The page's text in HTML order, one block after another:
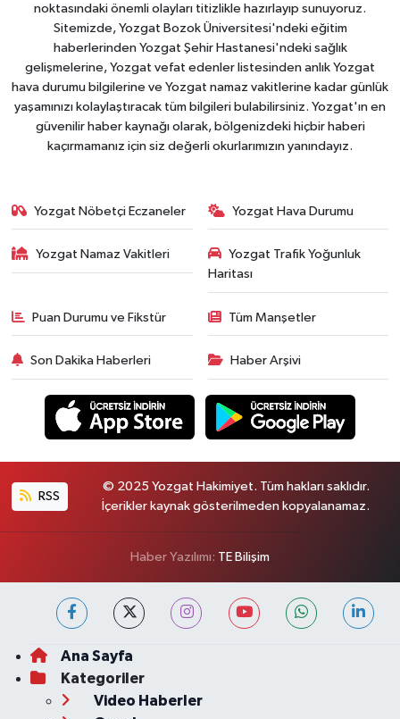
noktasındaki önemli olayları titizlikle hazırlayıp sunuyoruz.
Sitemizde, Yozgat Bozok Üniversitesi'ndeki eğitim
haberlerinden Yozgat Şehir Hastanesi'ndeki sağlık
gelişmelerine, Yozgat vefat edenler listesinden anlık Yozgat
hava durumu bilgilerine ve Yozgat namaz vakitlerine kadar günlük
yaşamınızı kolaylaştıracak tüm bilgileri bulabilirsiniz. Yozgat'ın en
güvenilir haber kaynağı olarak, bölgenizdeki hiçbir haberi
kaçırmamanız için siz değerli okurlarımızın yanındayız.
Yozgat Nöbetçi Eczaneler Yozgat Hava Durumu
Yozgat Namaz Vakitleri
Yozgat Trafik Yoğunluk
Haritası
Puan Durumu ve Fikstür Tüm Manşetler
Son Dakika Haberleri Haber Arşivi
RSS
© 2025 Yozgat Hakimiyet. Tüm hakları saklıdır.
İçerikler kaynak gösterilmeden kopyalanamaz.
Haber Yazılımı: TE Bilişim
Ana Sayfa
Kategoriler
Video Haberler